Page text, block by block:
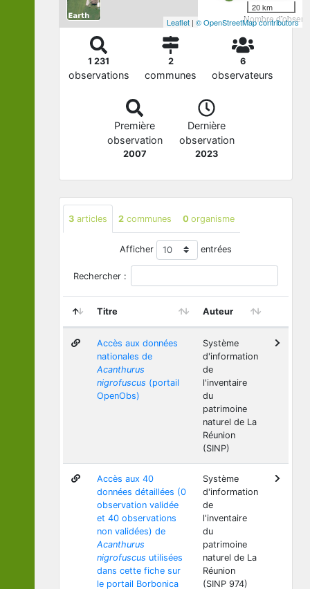
Nombre
20 km
Leaflet | © OpenStreetMap contributors
1 231
observations
2
communes
6
observateurs
Première
observation
2007
Dernière
observation
2023
3 articles 2 communes 0 organisme
Afficher entrées
Rechercher :
Titre Auteur
Accès aux données
nationales de
Acanthurus
nigrofuscus (portail
OpenObs)
Système
d'information
de
l'inventaire
du
patrimoine
naturel de La
Réunion
(SINP)
Accès aux 40
données détaillées (0
observation validée
et 40 observations
non validées) de
Acanthurus
nigrofuscus utilisées
dans cette fiche sur
le portail Borbonica
Système
d'information
de
l'inventaire
du
patrimoine
naturel de La
Réunion
(SINP 974)